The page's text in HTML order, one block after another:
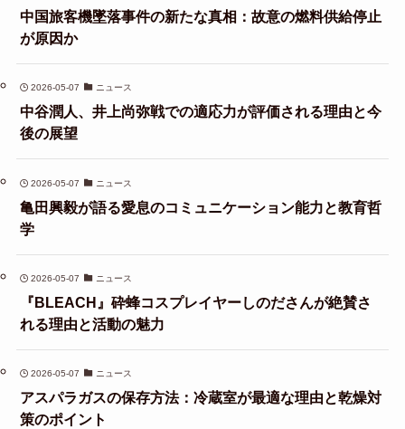
中国旅客機墜落事件の新たな真相：故意の燃料供給停止
が原因か
2026-05-07 ニュース
中谷潤人、井上尚弥戦での適応力が評価される理由と今
後の展望
2026-05-07 ニュース
亀田興毅が語る愛息のコミュニケーション能力と教育哲
学
2026-05-07 ニュース
『BLEACH』砕蜂コスプレイヤーしのださんが絶賛さ
れる理由と活動の魅力
2026-05-07 ニュース
アスパラガスの保存方法：冷蔵室が最適な理由と乾燥対
策のポイント